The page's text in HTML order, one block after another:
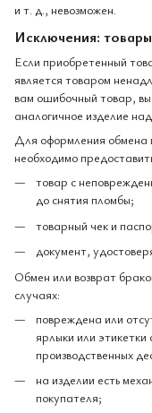
и т. д., невозможен.
Исключения:
Если приобретенный
является товаром
вам ошибочный товар, вы
аналогичное изделие
Для оформления обмена
необходимо
товар с
до снятия пломбы;
товарный чек и
документ,
Обмен или возврат
случаях:
повреждена или
ярлыки или
производственных
на изделии есть
покупателя;